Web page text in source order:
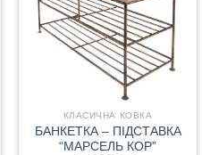
КЛАСИЧНА КОВКА
БАНКЕТКА – ПІДСТАВКА
“МАРСЕЛЬ КОР”